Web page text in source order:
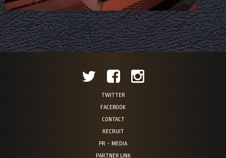
TWITTER
FACEBOOK
CONTACT
RECRUIT
PR・MEDIA
PARTNER LINK